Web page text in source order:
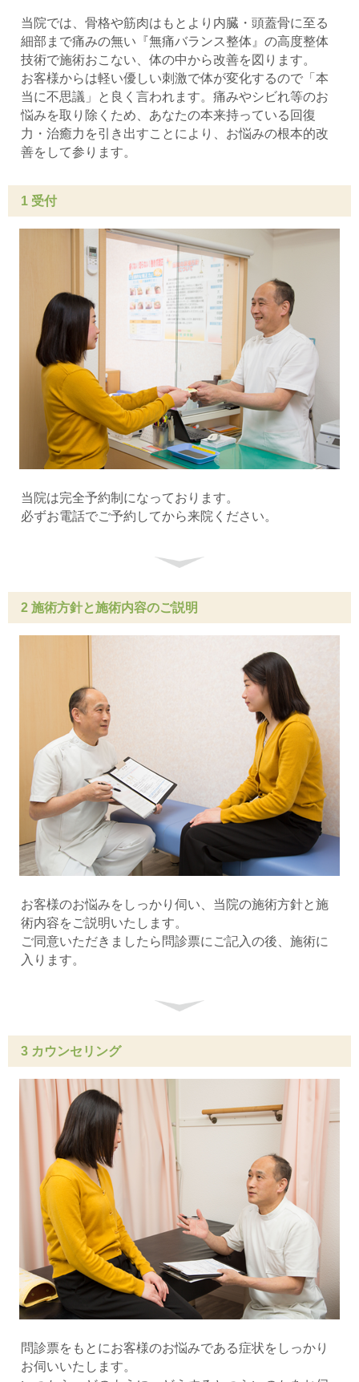
当院では、骨格や筋肉はもとより内臓・頭蓋骨に至る
細部まで痛みの無い『無痛バランス整体』の高度整体
技術で施術おこない、体の中から改善を図ります。
お客様からは軽い優しい刺激で体が変化するので「本
当に不思議」と良く言われます。痛みやシビれ等のお
悩みを取り除くため、あなたの本来持っている回復
力・治癒力を引き出すことにより、お悩みの根本的改
善をして参ります。
1 受付
当院は完全予約制になっております。
必ずお電話でご予約してから来院ください。
2 施術方針と施術内容のご説明
お客様のお悩みをしっかり伺い、当院の施術方針と施
術内容をご説明いたします。
ご同意いただきましたら問診票にご記入の後、施術に
入ります。
3 カウンセリング
問診票をもとにお客様のお悩みである症状をしっかり
お伺いいたします。